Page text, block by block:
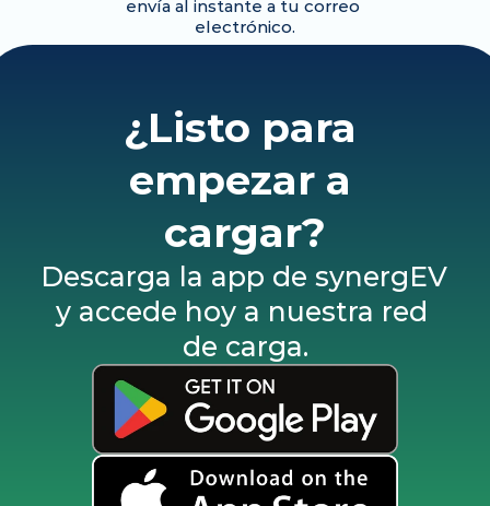
envía al instante a tu correo
electrónico.
¿Listo para
empezar a
cargar?
Descarga la app de synergEV
y accede hoy a nuestra red
de carga.